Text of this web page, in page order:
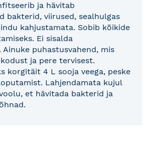
ja hävitab
bakterid, viirused, sealhulgas
kahjustamata. Sobib kõikide
Ei sisalda
Ainuke puhastusvahend, mis
ja pere tervisest.
korgitäit 4 L sooja veega, peske
Lahjendamata kujul
et hävitada bakterid ja